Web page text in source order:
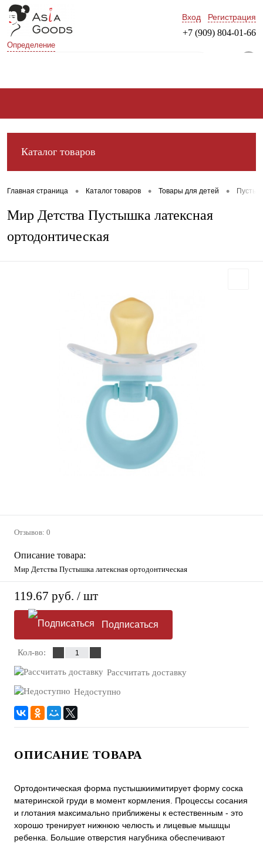
Определение
Вход Регистрация
+7 (909) 804-01-66
Каталог товаров
Главная страница • Каталог товаров • Товары для детей •
Мир Детства Пустышка латексная
ортодонтическая
Отзывов: 0
Описание товара:
Мир Детства Пустышка латексная ортодонтическая
119.67 руб. / шт
Подписаться
Кол-во:
Рассчитать доставку
Недоступно
ОПИСАНИЕ ТОВАРА
Ортодонтическая форма пустышкиимитирует форму соска
материнской груди в момент кормления. Процессы сосания
и глотания максимально приближены к естественным - это
хорошо тренирует нижнюю челюсть и лицевые мышщы
ребенка. Большие отверстия нагубника обеспечивают